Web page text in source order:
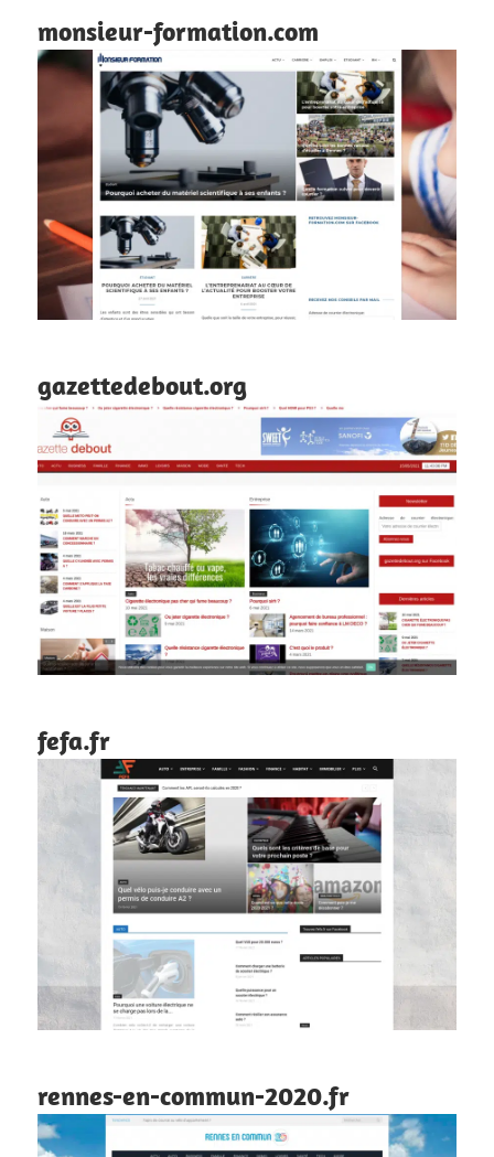
monsieur-formation.com
gazettedebout.org
fefa.fr
rennes-en-commun-2020.fr